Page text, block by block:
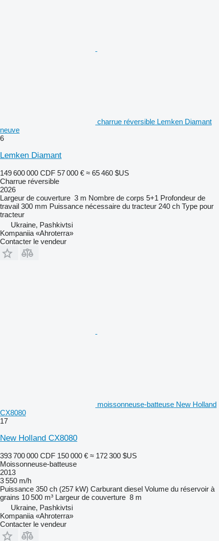
charrue réversible Lemken Diamant
neuve
6
Lemken Diamant
149 600 000 CDF 57 000 € ≈ 65 460 $US
Charrue réversible
2026
Largeur de couverture 3 m Nombre de corps 5+1 Profondeur de
travail 300 mm Puissance nécessaire du tracteur 240 ch Type pour
tracteur
Ukraine, Pashkivtsi
Kompaniia «Ahroterra»
Contacter le vendeur
moissonneuse-batteuse New Holland
CX8080
17
New Holland CX8080
393 700 000 CDF 150 000 € ≈ 172 300 $US
Moissonneuse-batteuse
2013
3 550 m/h
Puissance 350 ch (257 kW) Carburant diesel Volume du réservoir à
grains 10 500 m³ Largeur de couverture 8 m
Ukraine, Pashkivtsi
Kompaniia «Ahroterra»
Contacter le vendeur